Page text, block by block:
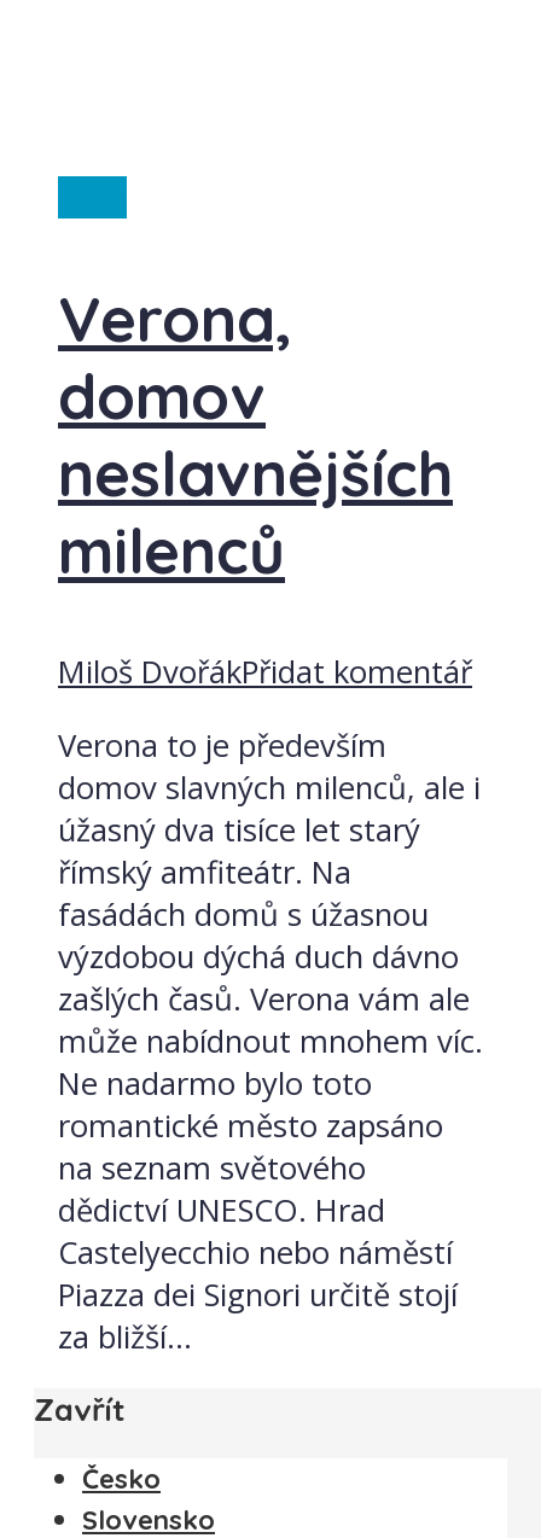
Verona,
domov
neslavnějších
milenců
Miloš DvořákPřidat komentář
Verona to je především
domov slavných milenců, ale i
úžasný dva tisíce let starý
římský amfiteátr. Na
fasádách domů s úžasnou
výzdobou dýchá duch dávno
zašlých časů. Verona vám ale
může nabídnout mnohem víc.
Ne nadarmo bylo toto
romantické město zapsáno
na seznam světového
dědictví UNESCO. Hrad
Castelyecchio nebo náměstí
Piazza dei Signori určitě stojí
za bližší...
Zavřít
Česko
Slovensko